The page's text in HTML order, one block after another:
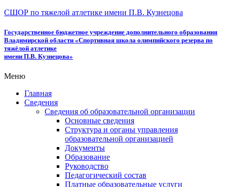
СШОР по тяжелой атлетике имени П.В. Кузнецова
Государственное бюджетное учреждение дополнительного образования
Владимирской области «Спортивная школа олимпийского резерва по
тяжёлой атлетике
имени П.В. Кузнецова»
Меню
Главная
Сведения
Сведения об образовательной организации
Основные сведения
Структура и органы управления
образовательной организацией
Документы
Образование
Руководство
Педагогический состав
Платные образовательные услуги